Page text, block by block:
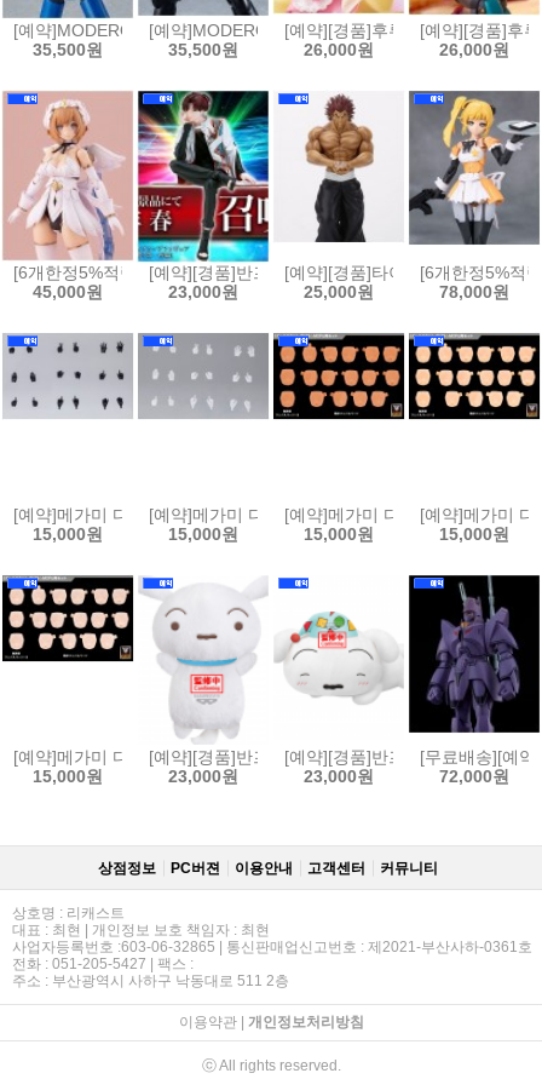
[예약]MODEROID 모데로이드 철인28호[4570232591530]
35,500원
[예약]MODEROID 모데로이드 철인 28호 - 블랙 옥
35,500원
[예약][경품]후류 BiCute Bunnies
26,000원
[예약][경품]후
26,000원
[6개한정5%적립][예약]아르카나디아 루미티아 퍼스트 인게이지 버전
45,000원
[예약][경품]반프레스토 데스크탑 페이트그랜드오
23,000원
[예약][경품]타이토 그래플러 바
25,000원
[6개한정5%적
78,000원
[예약]메가미 디바이스 M.S.G 09 핸드 세트 스킨 블랙
15,000원
[예약]메가미 디바이스 M.S.G 09 핸드 세트 스킨 화
15,000원
[예약]메가미 디바이스 M.S.G 10
15,000원
[예약]메가미
15,000원
[예약]메가미 디바이스 M.S.G 10 페이스 세트 PUNI MOFU 01 스킨
15,000원
[예약][경품]반프레스토 짱구는 못말려 메차모후굿
23,000원
[예약][경품]반프레스토 짱구는
23,000원
[무료배송][예
72,000원
상점정보 PC버젼 이용안내 고객센터 커뮤니티
상호명 : 리캐스트
대표 : 최현 | 개인정보 보호 책임자 : 최현
사업자등록번호 :603-06-32865 | 통신판매업신고번호 : 제2021-부산사하-0361호
전화 : 051-205-5427 | 팩스 :
주소 : 부산광역시 사하구 낙동대로 511 2층
이용약관| 개인정보처리방침
ⓒ All rights reserved.